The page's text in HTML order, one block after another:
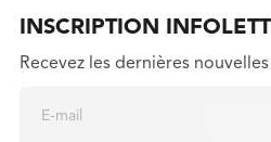
INSCRIPTION
Recevez les dernières